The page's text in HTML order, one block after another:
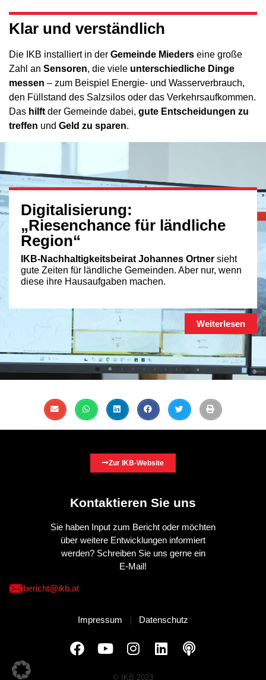
Klar und verständlich
Die IKB installiert in der Gemeinde Mieders eine große
Zahl an Sensoren, die viele unterschiedliche Dinge
messen – zum Beispiel Energie- und Wasserverbrauch,
den Füllstand des Salzsilos oder das Verkehrsaufkommen.
Das hilft der Gemeinde dabei, gute Entscheidungen zu
treffen und Geld zu sparen.
Digitalisierung:
„Riesenchance für ländliche
Region“
IKB-Nachhaltigkeitsbeirat Johannes Ortner sieht
gute Zeiten für ländliche Gemeinden. Aber nur, wenn
diese ihre Hausaufgaben machen.
Weiterlesen
Zur IKB-Website
Kontaktieren Sie uns
Sie haben Input zum Bericht oder möchten
über weitere Entwicklungen informiert
werden? Schreiben Sie uns gerne ein
E-Mail!
bericht@ikb.at
Impressum | Datenschutz
© IKB 2023